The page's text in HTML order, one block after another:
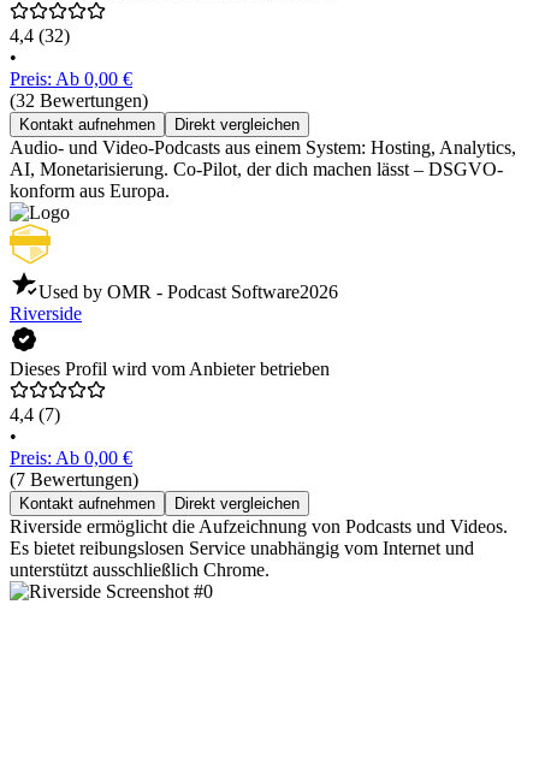
4,4 (32)
•
Preis: Ab 0,00 €
(32 Bewertungen)
Kontakt aufnehmen Direkt vergleichen
Audio- und Video-Podcasts aus einem System: Hosting, Analytics,
AI, Monetarisierung. Co-Pilot, der dich machen lässt – DSGVO-
konform aus Europa.
Used by OMR - Podcast Software2026
Riverside
Dieses Profil wird vom Anbieter betrieben
4,4 (7)
•
Preis: Ab 0,00 €
(7 Bewertungen)
Kontakt aufnehmen Direkt vergleichen
Riverside ermöglicht die Aufzeichnung von Podcasts und Videos.
Es bietet reibungslosen Service unabhängig vom Internet und
unterstützt ausschließlich Chrome.